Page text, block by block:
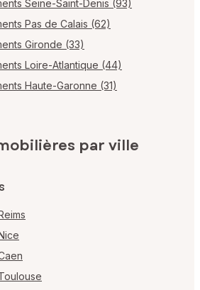
Seine-Saint-Denis (93)
Pas de Calais (62)
Gironde (33)
Loire-Atlantique (44)
Haute-Garonne (31)
par ville